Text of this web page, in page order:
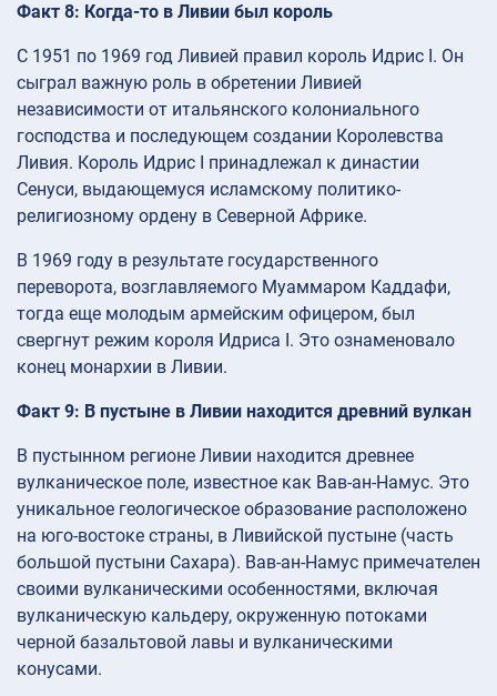
Факт 8: Когда-то в Ливии был король
С 1951 по 1969 год Ливией правил король Идрис I. Он
сыграл важную роль в обретении Ливией
независимости от итальянского колониального
господства и последующем создании Королевства
Ливия. Король Идрис I принадлежал к династии
Сенуси, выдающемуся исламскому политико-
религиозному ордену в Северной Африке.
В 1969 году в результате государственного
переворота, возглавляемого Муаммаром Каддафи,
тогда еще молодым армейским офицером, был
свергнут режим короля Идриса I. Это ознаменовало
конец монархии в Ливии.
Факт 9: В пустыне в Ливии находится древний вулкан
В пустынном регионе Ливии находится древнее
вулканическое поле, известное как Вав-ан-Намус. Это
уникальное геологическое образование расположено
на юго-востоке страны, в Ливийской пустыне (часть
большой пустыни Сахара). Вав-ан-Намус примечателен
своими вулканическими особенностями, включая
вулканическую кальдеру, окруженную потоками
черной базальтовой лавы и вулканическими
конусами.